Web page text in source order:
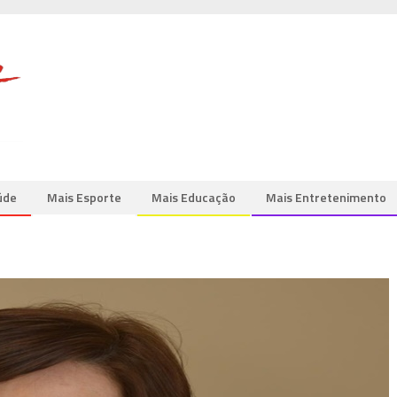
Mais Esporte Mais Educação Mais Entretenimento